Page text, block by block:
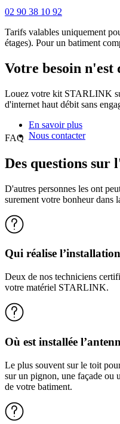
02 90 38 10 92
Tarifs valables uniquement
étages). Pour un batiment
Votre besoin n'est
Louez votre kit STARLINK
d'internet haut débit sans
En savoir plus
Nous contacter
FAQ
Des questions sur
D'autres personnes les ont
surement votre bonheur dans
Qui réalise
Deux de nos techniciens
votre matériel STARLINK.
Où est installée
Le plus souvent sur le toit
sur un pignon, une façade ou
de votre batiment.